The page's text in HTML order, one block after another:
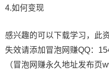
4.如何变现
感兴趣的可以下载学习，此
失效请添加冒泡网赚QQ：
（冒泡网赚永久地址发布页